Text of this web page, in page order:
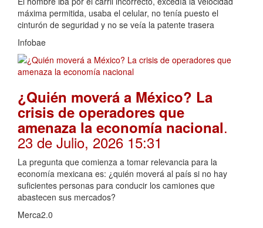
máxima permitida, usaba el celular, no tenía puesto el
cinturón de seguridad y no se veía la patente trasera
Infobae
¿Quién moverá a México? La
crisis de operadores que
amenaza la economía nacional.
23 de Julio, 2026 15:31
La pregunta que comienza a tomar relevancia para la
economía mexicana es: ¿quién moverá al país si no hay
suficientes personas para conducir los camiones que
abastecen sus mercados?
Merca2.0